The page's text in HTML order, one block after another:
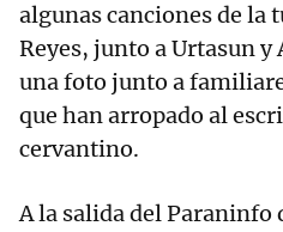
algunas canciones de la
Reyes, junto a Urtasun y
una foto junto a
que han arropado al
cervantino.
A la salida del Paraninfo